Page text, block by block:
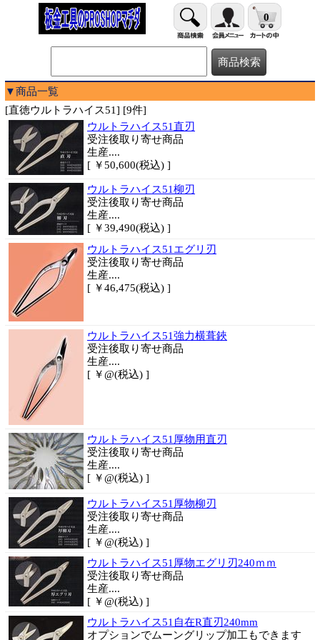
0
▼商品一覧
[直徳ウルトラハイス51] [9件]
ウルトラハイス51直刃
受注後取り寄せ商品
生産....
[ ￥50,600(税込) ]
ウルトラハイス51柳刃
受注後取り寄せ商品
生産....
[ ￥39,490(税込) ]
ウルトラハイス51エグリ刃
受注後取り寄せ商品
生産....
[ ￥46,475(税込) ]
ウルトラハイス51強力横葺鋏
受注後取り寄せ商品
生産....
[ ￥@(税込) ]
ウルトラハイス51厚物用直刃
受注後取り寄せ商品
生産....
[ ￥@(税込) ]
ウルトラハイス51厚物柳刃
受注後取り寄せ商品
生産....
[ ￥@(税込) ]
ウルトラハイス51厚物エグリ刃240ｍｍ
受注後取り寄せ商品
生産....
[ ￥@(税込) ]
ウルトラハイス51自在R直刃240mm
オプションでムーングリップ加工もできます